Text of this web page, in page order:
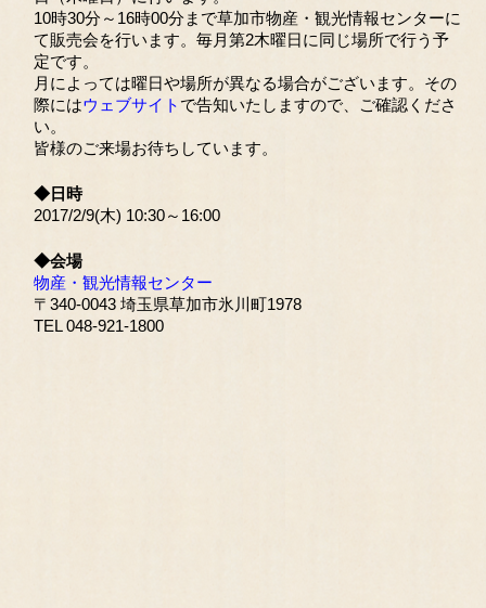
10時30分～16時00分まで草加市物産・観光情報センターに
て販売会を行います。毎月第2木曜日に同じ場所で行う予
定です。
月によっては曜日や場所が異なる場合がございます。その
際にはウェブサイト で告知いたしますので、ご確認くださ
い。
皆様のご来場お待ちしています。
◆日時
2017/2/9(木) 10:30～16:00
◆会場
物産・観光情報センター
〒340-0043 埼玉県草加市氷川町1978
TEL 048-921-1800